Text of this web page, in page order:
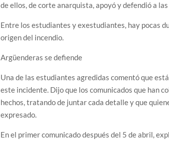
de ellos, de corte anarquista, apoyó y defendió a
Entre los estudiantes y exestudiantes, hay pocas
origen del incendio.
Argüenderas se defiende
Una de las estudiantes agredidas comentó que
este incidente. Dijo que los comunicados que han
hechos, tratando de juntar cada detalle y que
expresado.
En el primer comunicado después del 5 de abril,